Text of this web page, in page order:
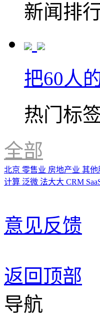
新闻排
把60人
热门标
全部
北京 零售业 房地产业 其他
计算 泛微 法大大 CRM
意见反馈
返回顶部
导航